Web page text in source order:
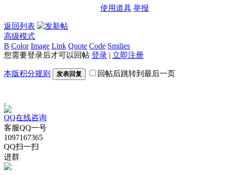
使用道具 举报
返回列表
高级模式
B Color Image Link Quote Code Smilies
您需要登录后才可以回帖 登录 | 立即注册
本版积分规则 发表回复 回帖后跳转到最后一页
QQ在线咨询
客服QQ一号
1097167365
QQ扫一扫
进群